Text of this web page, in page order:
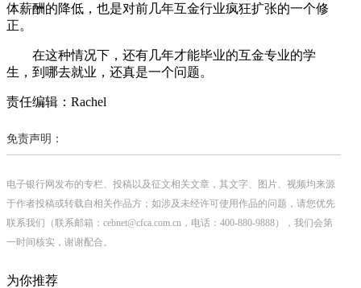
体薪酬的降低，也是对前几年互金行业疯狂扩张的一个修
正。
在这种情况下，还有几年才能毕业的互金专业的学
生，到哪去就业，还真是一个问题。
责任编辑：Rachel
免责声明：
电子银行网发布的专栏、投稿以及征文相关文章，其文字、图片、视频均来源
于作者投稿或转载自相关作品方；如涉及未经许可使用作品的问题，请您优先
联系我们（联系邮箱：cebnet@cfca.com.cn，电话：400-880-9888），我们会第
一时间核实，谢谢配合。
为你推荐